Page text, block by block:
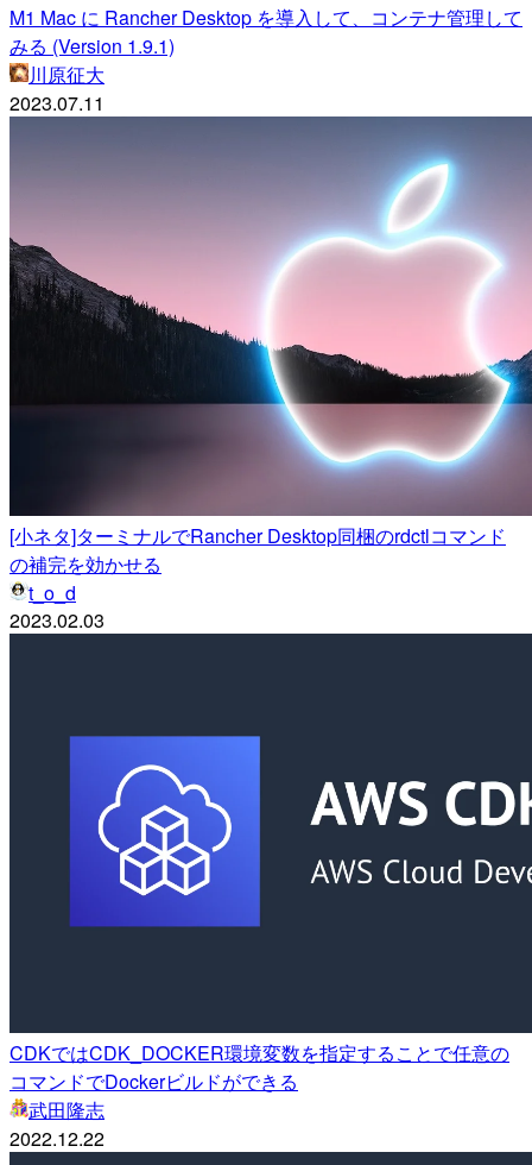
M1 Mac に Rancher Desktop を導入して、コンテナ管理して
みる (Version 1.9.1)
川原征大
2023.07.11
[小ネタ]ターミナルでRancher Desktop同梱のrdctlコマンド
の補完を効かせる
t_o_d
2023.02.03
CDKではCDK_DOCKER環境変数を指定することで任意の
コマンドでDockerビルドができる
武田隆志
2022.12.22